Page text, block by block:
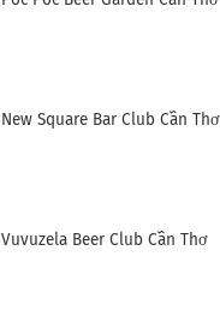
New Square Bar Club Cần Thơ
Vuvuzela Beer Club Cần Thơ